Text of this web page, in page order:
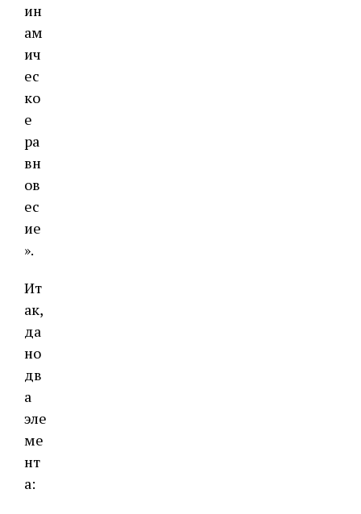
ин
ам
ич
ес
ко
е
ра
вн
ов
ес
ие
».
Ит
ак,
да
но
дв
а
эле
ме
нт
а: